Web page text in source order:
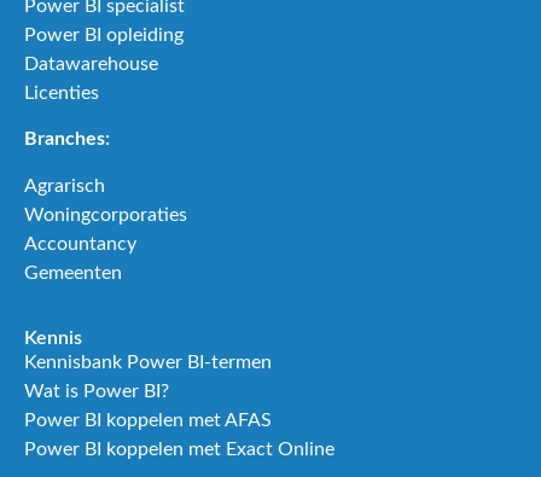
Power BI specialist
Power BI opleiding
Datawarehouse
Licenties
Branches:
Agrarisch
Woningcorporaties
Accountancy
Gemeenten
Kennis
Kennisbank Power BI-termen
Wat is Power BI?
Power BI koppelen met AFAS
Power BI koppelen met Exact Online